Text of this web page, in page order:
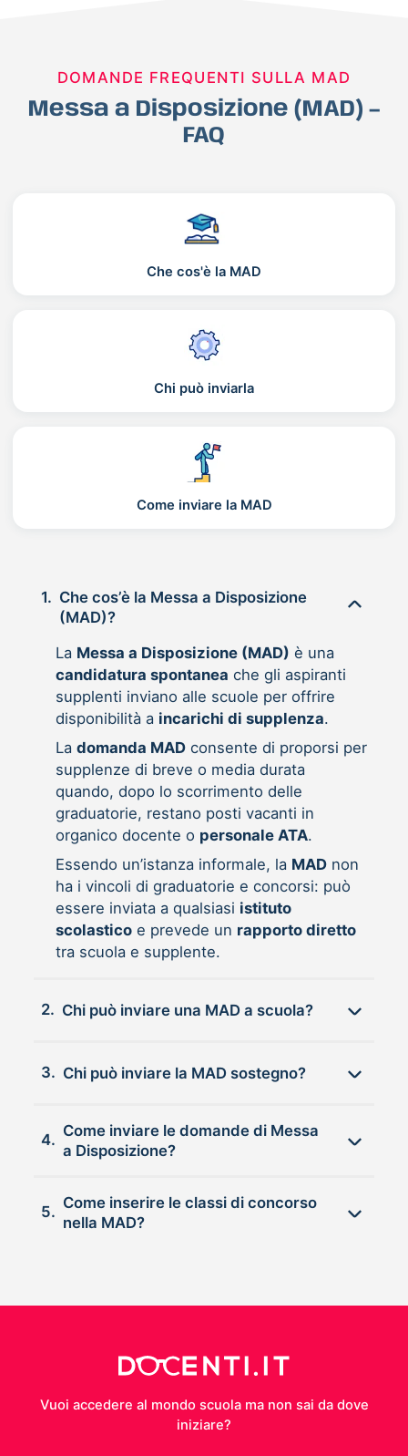
DOMANDE FREQUENTI SULLA MAD
Messa a Disposizione (MAD) –
FAQ
Che cos'è la MAD
Chi può inviarla
Come inviare la MAD
1. Che cos’è la Messa a Disposizione
(MAD)?
La Messa a Disposizione (MAD) è una
candidatura spontanea che gli aspiranti
supplenti inviano alle scuole per offrire
disponibilità a incarichi di supplenza.
La domanda MADconsente di proporsi per
supplenze di breve o media durata
quando, dopo lo scorrimento delle
graduatorie, restano posti vacanti in
organico docente o personale ATA.
Essendo un’istanza informale, la MADnon
ha i vincoli di graduatorie e concorsi: può
essere inviata a qualsiasi istituto
scolasticoe prevede un rapporto diretto
tra scuola e supplente.
2. Chi può inviare una MAD a scuola?
3. Chi può inviare la MAD sostegno?
4.
Come inviare le domande di Messa
a Disposizione?
5.
Come inserire le classi di concorso
nella MAD?
Vuoi accedere al mondo scuola ma non sai da dove
iniziare?